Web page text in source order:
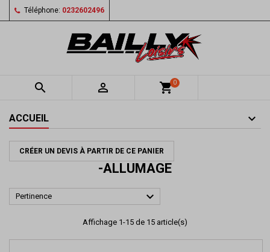
Téléphone: 0232602496
  shopping_cart0
ACCUEIL
CRÉER UN DEVIS À PARTIR DE CE PANIER
-ALLUMAGE
Pertinence 
Affichage 1-15 de 15 article(s)